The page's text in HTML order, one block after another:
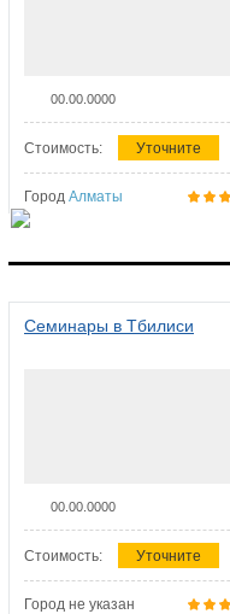
00.00.0000
Стоимость: Уточните
Город Алматы
Семинары в Тбилиси
00.00.0000
Стоимость: Уточните
Город не указан